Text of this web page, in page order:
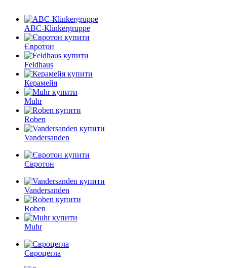
АВС-Кlinkergruppe
Євротон
Feldhaus
Керамейя
Muhr
Roben
Vandersanden
Євротон
Vandersanden
Roben
Muhr
Євроцегла